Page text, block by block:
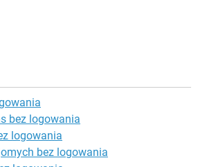
bez logowania
logowania
bez logowania